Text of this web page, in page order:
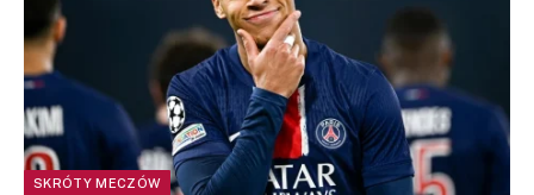
SKRÓTY MECZÓW